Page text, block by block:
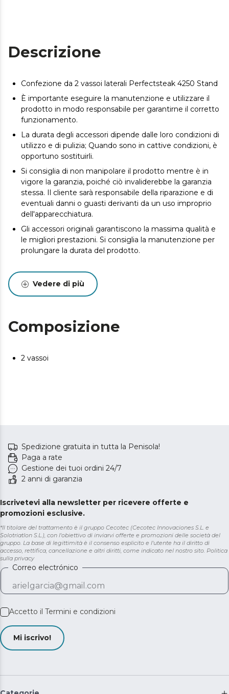
Descrizione
Confezione da 2 vassoi laterali Perfectsteak 4250 Stand
È importante eseguire la manutenzione e utilizzare il
prodotto in modo responsabile per garantirne il corretto
funzionamento.
La durata degli accessori dipende dalle loro condizioni di
utilizzo e di pulizia; Quando sono in cattive condizioni, è
opportuno sostituirli.
Si consiglia di non manipolare il prodotto mentre è in
vigore la garanzia, poiché ciò invaliderebbe la garanzia
stessa. Il cliente sarà responsabile della riparazione e di
eventuali danni o guasti derivanti da un uso improprio
dell'apparecchiatura.
Gli accessori originali garantiscono la massima qualità e
le migliori prestazioni. Si consiglia la manutenzione per
prolungare la durata del prodotto.
Vedere di più
Composizione
2 vassoi
Spedizione gratuita in tutta la Penisola!
Paga a rate
Gestione dei tuoi ordini 24/7
2 anni di garanzia
Iscrivetevi alla newsletter per ricevere offerte e
promozioni esclusive.
*Il titolare del trattamento è il gruppo Cecotec (Cecotec Innovaciones S.L. e
Solotriatlon S.L.), con l'obiettivo di inviarvi offerte e promozioni delle società del
gruppo. La base di legittimità è il consenso esplicito e l'utente ha il diritto di
accesso, rettifica, cancellazione e altri diritti, come indicato nel nostro sito. Politica
sulla privacy
Correo electrónico
Accetto il Termini e condizioni
Mi iscrivo!